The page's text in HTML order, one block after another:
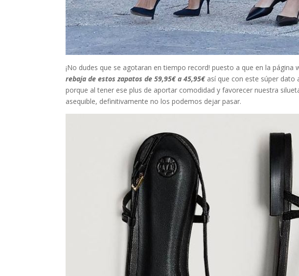
¡No dudes que se agotaran en tiempo record! puesto a que en la página
rebaja de estos zapatos de 59,95€ a 45,95€ así que con este súper dato
porque al tener ese plus de aportar comodidad y favorecer nuestra
asequible, definitivamente no los podemos dejar pasar.